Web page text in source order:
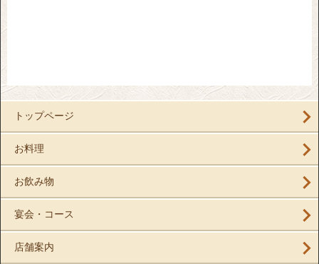
トップページ
お料理
お飲み物
宴会・コース
店舗案内